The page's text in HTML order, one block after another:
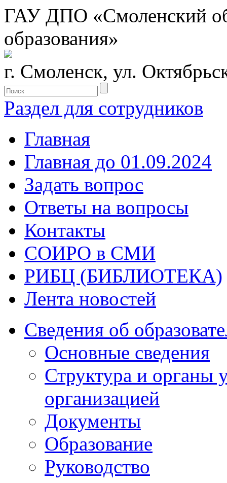
ГАУ ДПО «Смоленский
образования»
г. Смоленск, ул.
Раздел для сотрудников
Главная
Главная до 01.09.2024
Задать вопрос
Ответы на вопросы
Контакты
СОИРО в СМИ
РИБЦ (БИБЛИОТЕКА)
Лента новостей
Сведения об
Основные сведения
Структура и органы
организацией
Документы
Образование
Руководство